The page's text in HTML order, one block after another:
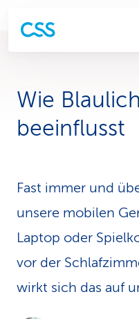
Wie
beeinflusst
Fast immer und
unsere mobilen
Laptop oder
vor der
wirkt sich das auf